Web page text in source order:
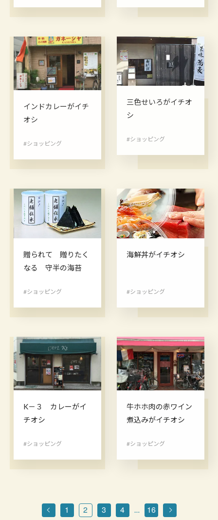
インドカレーがイチ
オシ
#ショッピング
三色せいろがイチオ
シ
#ショッピング
贈られて 贈りたく
なる 守半の海苔
#ショッピング
海鮮丼がイチオシ
#ショッピング
K－３ カレーがイ
チオシ
#ショッピング
牛ホホ肉の赤ワイン
煮込みがイチオシ
#ショッピング
1 2 3 4 … 16